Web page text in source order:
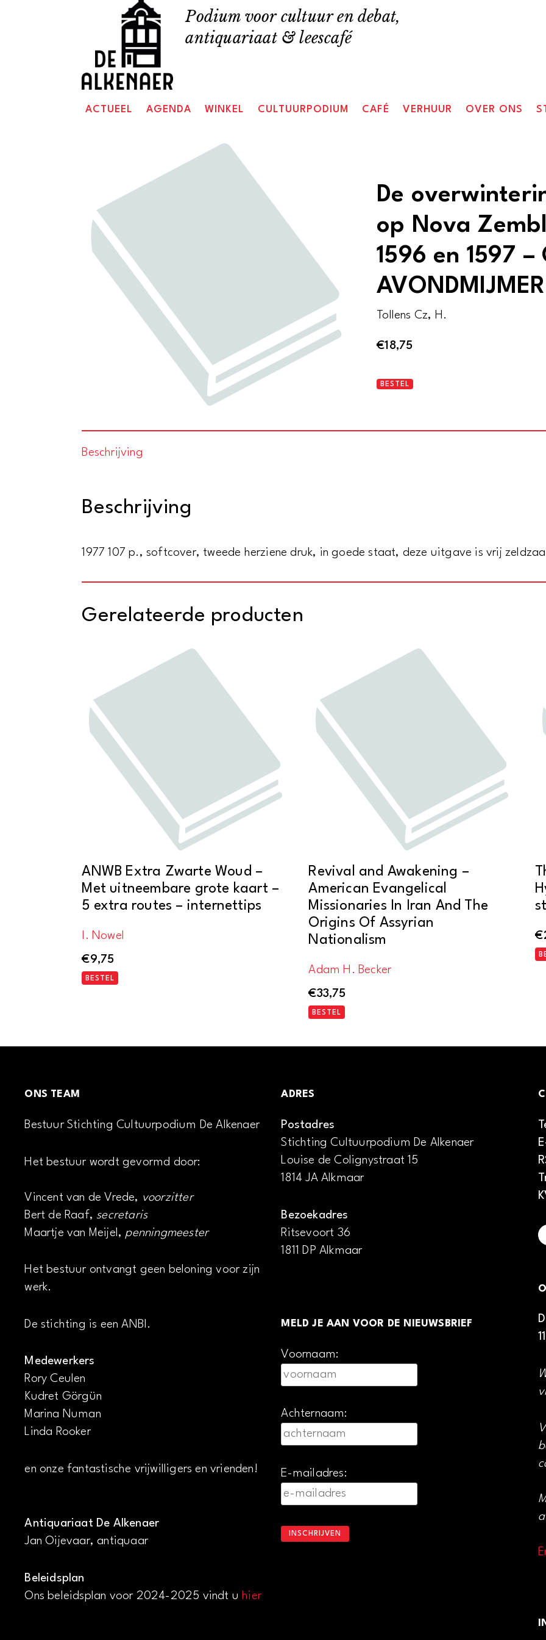
Podium voor cultuur en debat,
antiquariaat & leescafé
ACTUEEL AGENDA WINKEL CULTUURPODIUM CAFÉ VERHUUR OVER ONS
De
op Nova
1596 en 1597
Tollens Cz, H.
€18,75
De
Hollanders
1596
AVONDMIJMERING
BESTEL
Beschrijving
Beschrijving
1977 107 p., softcover, tweede herziene druk, in goede staat, deze uitgave is vrij
Gerelateerde producten
ANWB Extra Zwarte Woud –
Met uitneembare grote kaart –
5 extra routes – internettips
I. Nowel
€9,75
BESTEL
Revival and Awakening –
American Evangelical
Missionaries In Iran And The
Origins Of Assyrian
Nationalism
Adam H. Becker
€33,75
BESTEL
€
ONS TEAM
Bestuur Stichting Cultuurpodium De Alkenaer
Het bestuur wordt gevormd door:
Vincent van de Vrede, voorzitter
Bert de Raaf, secretaris
Maartje van Meijel, penningmeester
Het bestuur ontvangt geen beloning voor zijn
werk.
De stichting is een ANBI.
Medewerkers
Rory Ceulen
Kudret Görgün
Marina Numan
Linda Rooker
en onze fantastische vrijwilligers en vrienden!
Antiquariaat De Alkenaer
Jan Oijevaar, antiquaar
Beleidsplan
Ons beleidsplan voor 2024-2025 vindt u hier
ADRES
Postadres
Stichting Cultuurpodium De Alkenaer
Louise de Colignystraat 15
1814 JA Alkmaar
Bezoekadres
Ritsevoort 36
1811 DP Alkmaar
MELD JE AAN VOOR DE NIEUWSBRIEF
Voornaam:
Achternaam:
E-mailadres: